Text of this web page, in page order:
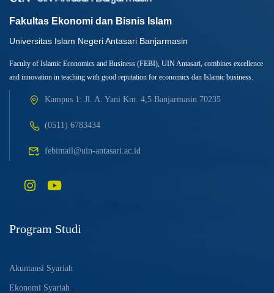
Fakultas Ekonomi dan Bisnis Islam
Universitas Islam Negeri Antasari Banjarmasin
Faculty of Islamic Economics and Business (FEBI), UIN Antasari, combines excellence
and innovation in teaching with good reputation for economics dan Islamic business.
Kampus 1: Jl. A. Yani Km. 4,5 Banjarmasin 70235
(0511) 6783434
febimail@uin-antasari.ac.id
Program Studi
Akuntansi Syariah
Ekonomi Syariah